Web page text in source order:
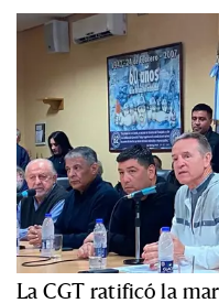
La CGT ratificó la